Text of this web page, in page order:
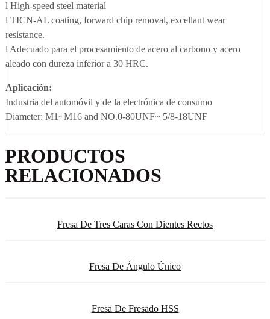
l High-speed steel material
l TICN-AL coating, forward chip removal, excellant wear
resistance.
l Adecuado para el procesamiento de acero al carbono y acero
aleado con dureza inferior a 30 HRC.
Aplicación:
Industria del automóvil y de la electrónica de consumo
Diameter: M1~M16 and NO.0-80UNF~ 5/8-18UNF
PRODUCTOS
RELACIONADOS
Fresa De Tres Caras Con Dientes Rectos
Fresa De Ángulo Único
Fresa De Fresado HSS